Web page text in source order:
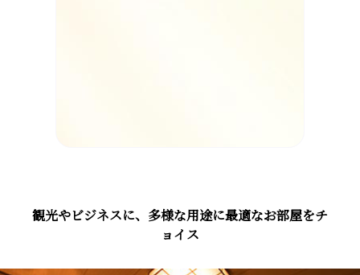
観光やビジネスに、多様な用途に最適なお部屋をチ
ョイス